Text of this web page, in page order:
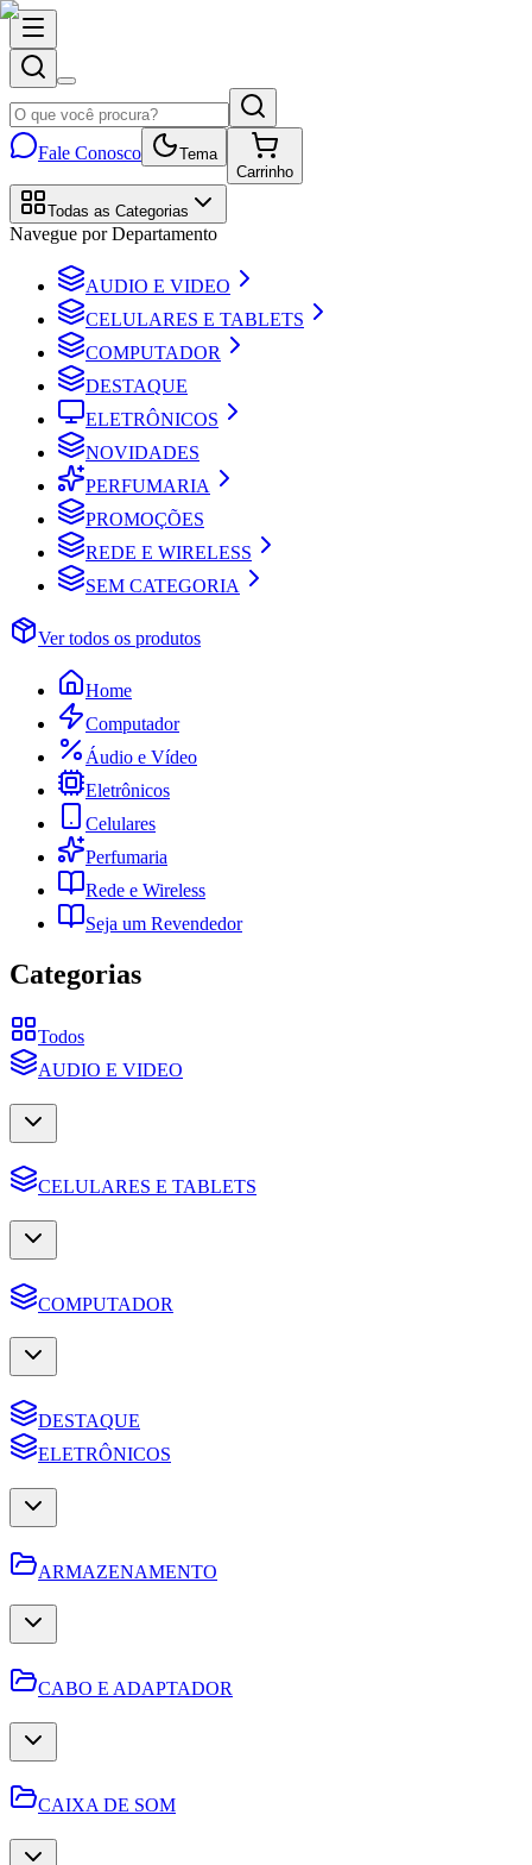
Fale Conosco
Tema
Carrinho
Todas as Categorias
Navegue por Departamento
AUDIO E VIDEO
CELULARES E TABLETS
COMPUTADOR
DESTAQUE
ELETRÔNICOS
NOVIDADES
PERFUMARIA
PROMOÇÕES
REDE E WIRELESS
SEM CATEGORIA
Ver todos os produtos
Home
Computador
Áudio e Vídeo
Eletrônicos
Celulares
Perfumaria
Rede e Wireless
Seja um Revendedor
Categorias
Todos
AUDIO E VIDEO
CELULARES E TABLETS
COMPUTADOR
DESTAQUE
ELETRÔNICOS
ARMAZENAMENTO
CABO E ADAPTADOR
CAIXA DE SOM